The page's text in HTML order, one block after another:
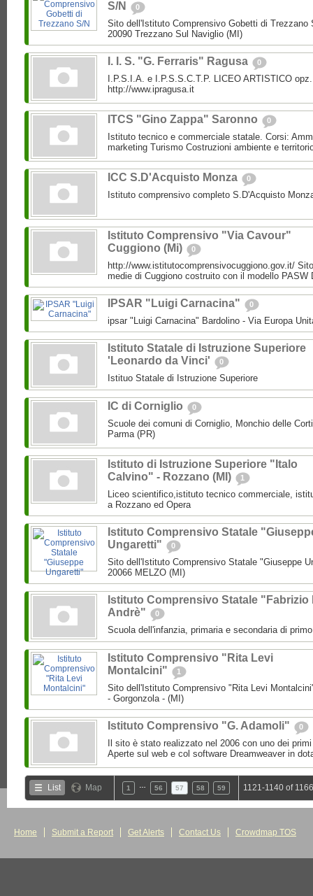
S/N
0
Sito dell'Istituto Comprensivo Gobetti di Trezzano
20090 Trezzano Sul Naviglio (MI)
I. I. S. "G. Ferraris" Ragusa 0
I.P.S.I.A. e I.P.S.S.C.T.P. LICEO ARTISTICO
http://www.ipragusa.it
ITCS "Gino Zappa" Saronno 0
Istituto tecnico e commerciale statale. Corsi:
marketing Turismo Costruzioni ambiente e
ICC S.D'Acquisto Monza 0
Istituto comprensivo completo S.D'Acquisto
Istituto Comprensivo "Via Cavour"
Cuggiono (Mi)
0
http://www.istitutocomprensivocuggiono.gov.it/
medie di Cuggiono costruito con il modello PASW
IPSAR "Luigi Carnacina" 0
ipsar "Luigi Carnacina" Bardolino - Via Europa
Istituto Statale di Istruzione Superiore
'Leonardo da Vinci'
0
Istituo Statale di Istruzione Superiore
IC di Corniglio 0
Scuole dei comuni di Corniglio, Monchio delle
Parma (PR)
Istituto di Istruzione Superiore "Italo
Calvino" - Rozzano (MI)
1
Liceo scientifico,istituto tecnico commerciale,
a Rozzano ed Opera
Istituto Comprensivo Statale
Ungaretti"
0
Sito dell'Istituto Comprensivo Statale "Giuseppe
20066 MELZO (MI)
Istituto Comprensivo Statale "Fabrizio
Andrè"
0
Scuola dell'infanzia, primaria e secondaria di
Istituto Comprensivo "Rita Levi
Montalcini"
1
Sito dell'Istituto Comprensivo "Rita Levi
- Gorgonzola - (MI)
Istituto Comprensivo "G. Adamoli" 0
Il sito è stato realizzato nel 2006 con uno dei
Aperte sul web e col software Dreamweaver in
List Map 1 56 57 58 59 1121-1140 of
Home Submit a Report Get Alerts Contact Us Crowdmap TOS